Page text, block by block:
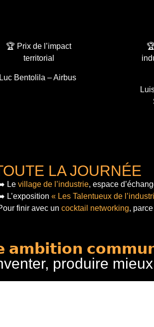
🏆 Prix de l’impact
territorial
Luc Bentolila – Airbus
LA JOURNÉE
Le village de l’industrie, espace
L’exposition « Les Talentueux de
finir avec un cocktail networking,
𝗮𝗺𝗯𝗶𝘁𝗶𝗼𝗻
produire